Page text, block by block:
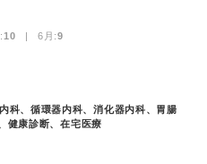
10 | 6月:9
科、循環器内科、消化器内科、胃腸
健康診断、在宅医療